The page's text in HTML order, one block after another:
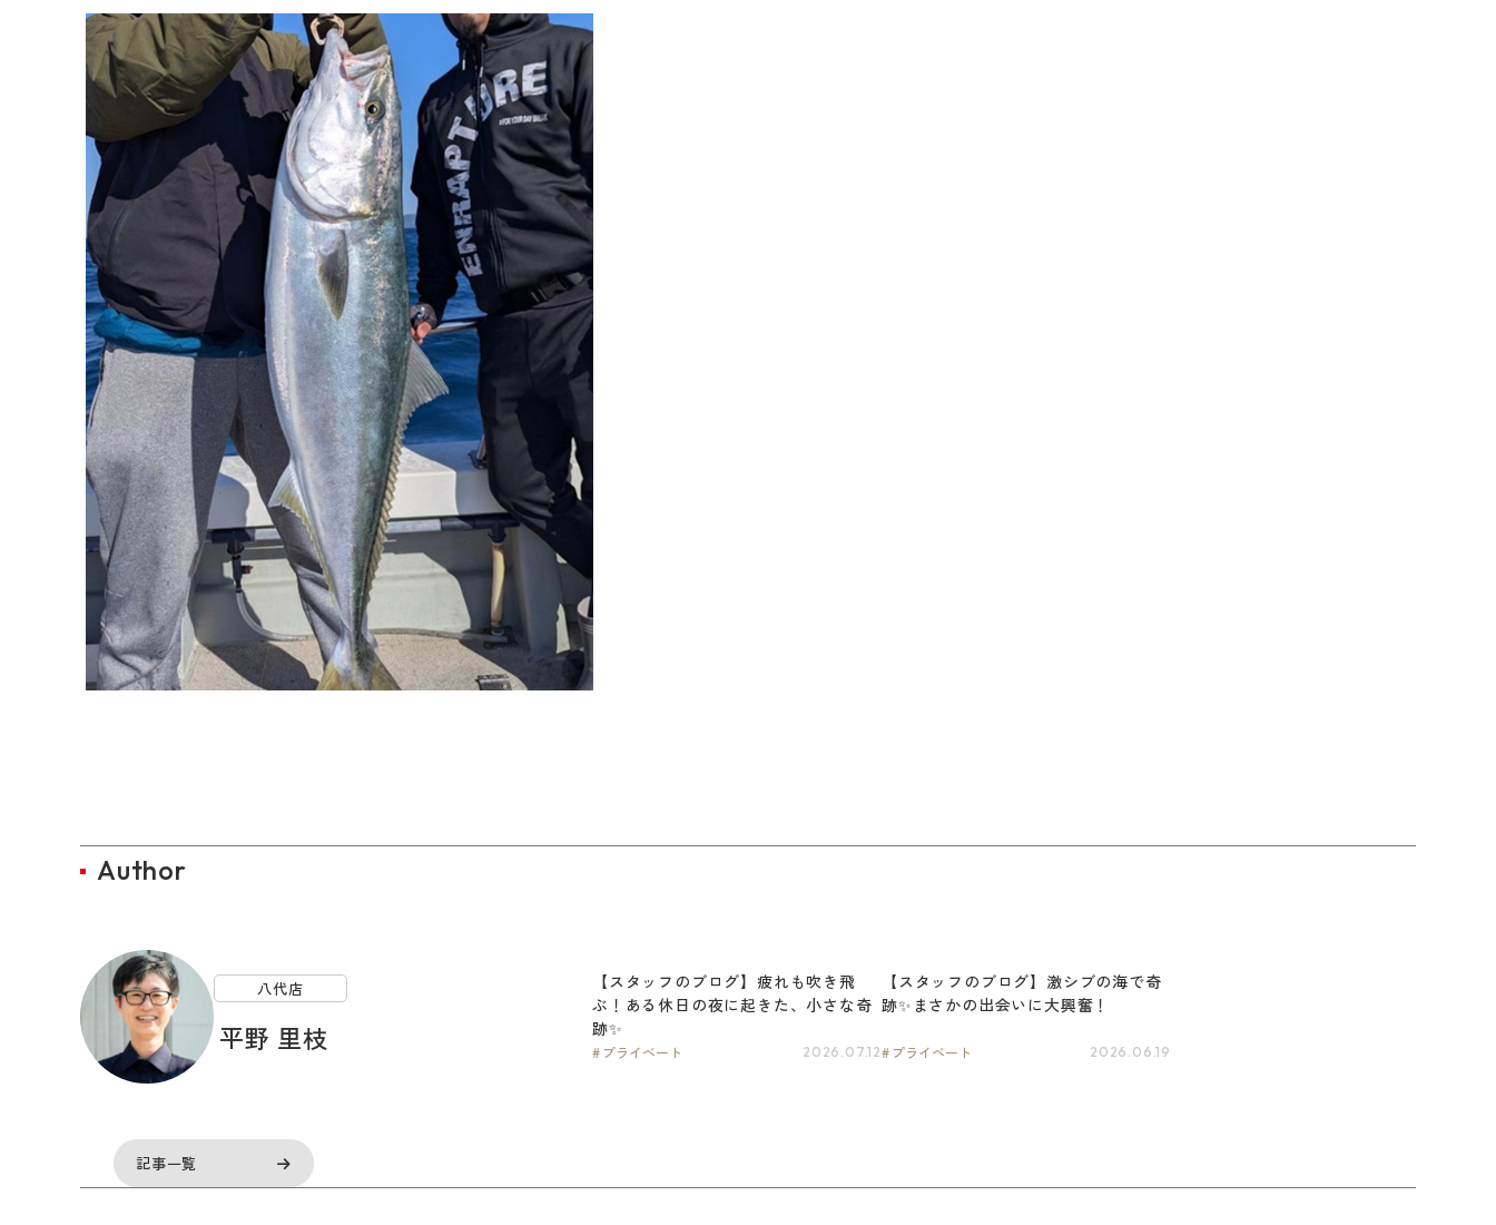
Author
八代店
平野 里枝
記事一覧
【スタッフのブログ】疲れも吹き飛
ぶ！ある休日の夜に起きた、小さな奇
跡✨
プライベート 2026.07.12
【スタッフのブログ】激シブの海で奇
跡✨まさかの出会いに大興奮！
プライベート 2026.06.19